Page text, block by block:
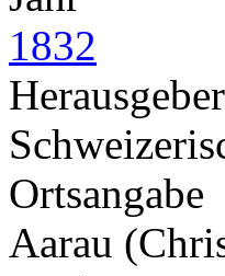
1832
Ortsangabe
Aarau